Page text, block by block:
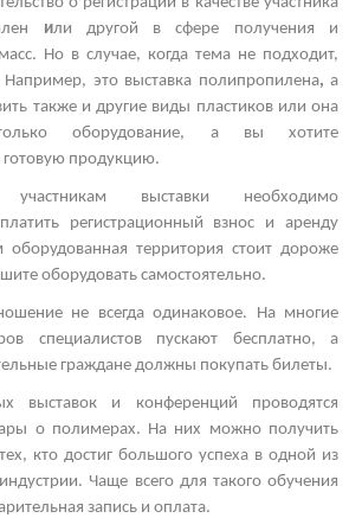
или другой
в сфере получения и
Но в случае, когда тема не подходит,
Например, это выставка полипропилена,а
также и другие виды пластиков или она
только оборудование, а вы хотите
продукцию.
выставки необходимо
регистрационный взнос и аренду
территория стоит дороже
оборудовать самостоятельно.
не всегда одинаковое. На многие
специалистов пускают бесплатно, а
граждане должны покупать билеты.
выставок
и конференций проводятся
о полимерах. На них можно получить
кто достиг большого успеха в одной из
Чаще всего для такого обучения
запись и оплата.